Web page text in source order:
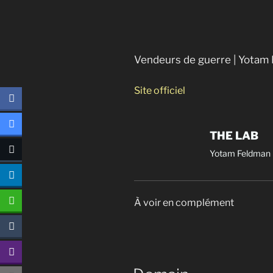
Vendeurs de guerre | Yotam
Site officiel
THE LAB
Yotam Feldman
À voir en complément